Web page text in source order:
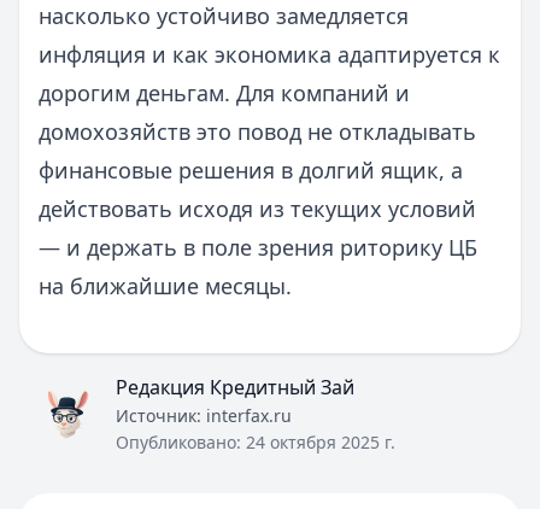
насколько устойчиво замедляется
инфляция и как экономика адаптируется к
дорогим деньгам. Для компаний и
домохозяйств это повод не откладывать
финансовые решения в долгий ящик, а
действовать исходя из текущих условий
— и держать в поле зрения риторику ЦБ
на ближайшие месяцы.
Редакция Кредитный Зай
Источник: interfax.ru
Опубликовано: 24 октября 2025 г.